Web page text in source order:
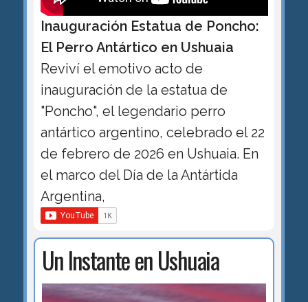
Inauguración Estatua de Poncho:
El Perro Antártico en Ushuaia
Reviví el emotivo acto de
inauguración de la estatua de
"Poncho", el legendario perro
antártico argentino, celebrado el 22
de febrero de 2026 en Ushuaia. En
el marco del Día de la Antártida
Argentina,
Un Instante en Ushuaia